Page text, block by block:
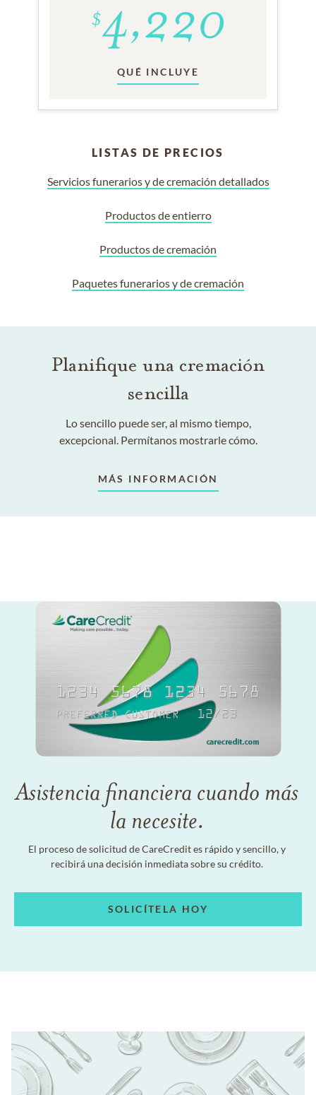
QUÉ INCLUYE
LISTAS DE PRECIOS
Servicios funerarios y de cremación detallados
Productos de entierro
Productos de cremación
Paquetes funerarios y de cremación
Planifique una cremación
sencilla
Lo sencillo puede ser, al mismo tiempo,
excepcional. Permítanos mostrarle cómo.
MÁS INFORMACIÓN
Asistencia financiera cuando más
la necesite.
El proceso de solicitud de CareCredit es rápido y sencillo, y
recibirá una decisión inmediata sobre su crédito.
SOLICÍTELA HOY